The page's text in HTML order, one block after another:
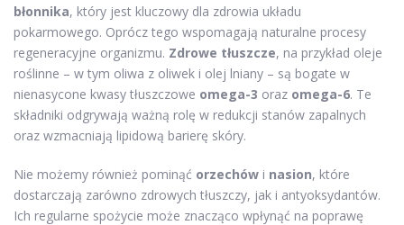
błonnika, który jest kluczowy dla zdrowia układu
pokarmowego. Oprócz tego wspomagają naturalne procesy
regeneracyjne organizmu. Zdrowe tłuszcze, na przykład oleje
roślinne – w tym oliwa z oliwek i olej lniany – są bogate w
nienasycone kwasy tłuszczowe omega-3 oraz omega-6. Te
składniki odgrywają ważną rolę w redukcji stanów zapalnych
oraz wzmacniają lipidową barierę skóry.
Nie możemy również pominąć orzechów i nasion, które
dostarczają zarówno zdrowych tłuszczy, jak i antyoksydantów.
Ich regularne spożycie może znacząco wpłynąć na poprawę